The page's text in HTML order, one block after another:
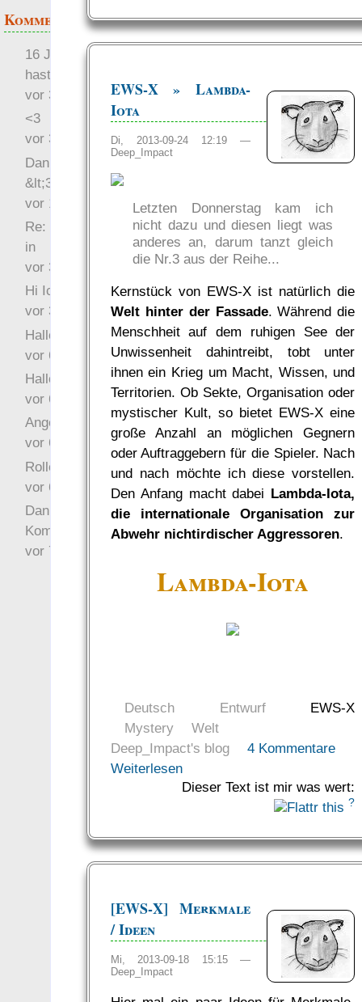
EWS-X » Lambda-
Iota
Di, 2013-09-24 12:19 —
Deep_Impact
Letzten Donnerstag kam ich
nicht dazu und diesen liegt was
anderes an, darum tanzt gleich
die Nr.3 aus der Reihe...
Kernstück von EWS-X ist natürlich die
Welt hinter der Fassade. Während die
Menschheit auf dem ruhigen See der
Unwissenheit dahintreibt, tobt unter
ihnen ein Krieg um Macht, Wissen, und
Territorien. Ob Sekte, Organisation oder
mystischer Kult, so bietet EWS-X eine
große Anzahl an möglichen Gegnern
oder Auftraggebern für die Spieler. Nach
und nach möchte ich diese vorstellen.
Den Anfang macht dabei Lambda-Iota,
die internationale Organisation zur
Abwehr nichtirdischer Aggressoren.
Lambda-Iota
Deutsch Entwurf
EWS-X
Mystery
Welt
Deep_Impact's blog
4 Kommentare
Weiterlesen
Dieser Text ist mir was wert:
?
[EWS-X] Merkmale
/ Ideen
Mi, 2013-09-18 15:15 —
Deep_Impact
Kommentare
16 Jahre später: mist, du
hast Recht …
vor 31 Wochen 3 Tage
<3
vor 34 Wochen 4 Tage
Danke für das Statement
&lt;3
vor 1 Jahr 48 Wochen
Re: Hi Ich bin völlig neu
in
vor 3 Jahre 33 Wochen
Hi Ich bin völlig neu in
vor 3 Jahre 46 Wochen
Hallo Ochrasylion
vor 6 Jahre 10 Wochen
Hallo Drak
vor 6 Jahre 10 Wochen
Angefragt
vor 6 Jahre 10 Wochen
Rollenspielrunde
vor 6 Jahre 10 Wochen
Danke für Deinen
Kommentar!
vor 7 Jahre 22 Wochen